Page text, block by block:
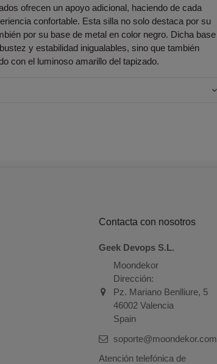
ofrecen un apoyo adicional, haciendo de cada
confortable. Esta silla no solo destaca por su
por su base de metal en color negro. Dicha base
y estabilidad inigualables, sino que también
con el luminoso amarillo del tapizado.
Contacta con nosotros
Geek Devops S.L.
Moondekor
Dirección:
Pz. Mariano Benlliure, 5
46002 Valencia
Spain
soporte@moondekor.com
Atención telefónica de